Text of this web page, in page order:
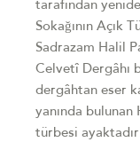
tarafından
Sokağının Açık
Sadrazam Halil
Celvetî Dergâhı
dergâhtan eser
yanında bulunan
türbesi